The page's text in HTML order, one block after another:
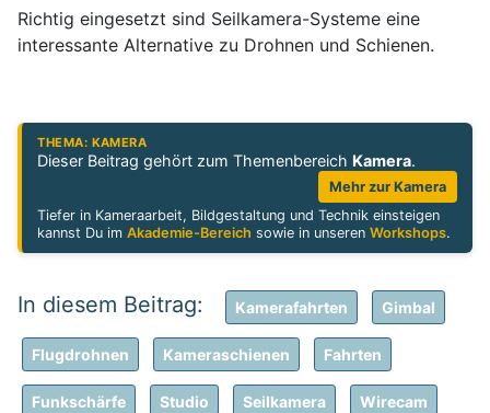
Richtig eingesetzt sind Seilkamera-Systeme eine
interessante Alternative zu Drohnen und Schienen.
THEMA: KAMERA
Dieser Beitrag gehört zum Themenbereich Kamera.
Mehr zur Kamera
Tiefer in Kameraarbeit, Bildgestaltung und Technik einsteigen
kannst Du imAkademie-Bereich sowie in unserenWorkshops.
Kamerafahrten Gimbal
Flugdrohnen Kameraschienen Fahrten
Funkschärfe Studio Seilkamera Wirecam